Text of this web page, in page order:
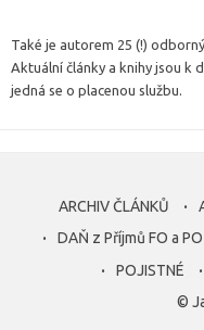
Také je autorem 25 (!)
Aktuální články a knihy jsou k
jedná se o placenou službu.
ARCHIV ČLÁNKŮ
DAŇ z Příjmů FO a PO
POJISTNÉ
©